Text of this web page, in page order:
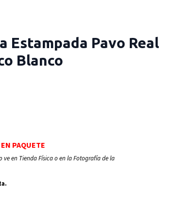
Estampada Pavo Real
Blanco
PAQUETE
en Tienda Física o en la Fotografía de la